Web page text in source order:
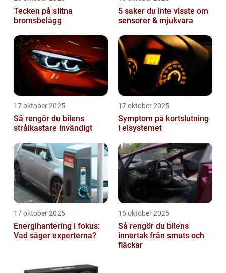
Tecken på slitna
bromsbelägg
5 saker du inte visste om
sensorer & mjukvara
17 oktober 2025
Så rengör du bilens
strålkastare invändigt
17 oktober 2025
Symptom på kortslutning
i elsystemet
17 oktober 2025
Energihantering i fokus:
Vad säger experterna?
16 oktober 2025
Så rengör du bilens
innertak från smuts och
fläckar